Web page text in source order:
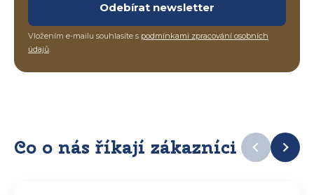
Odebírat newsletter
Vložením e-mailu souhlasíte s podmínkami zpracování osobních
údajů.
Co o nás říkají zákazníci